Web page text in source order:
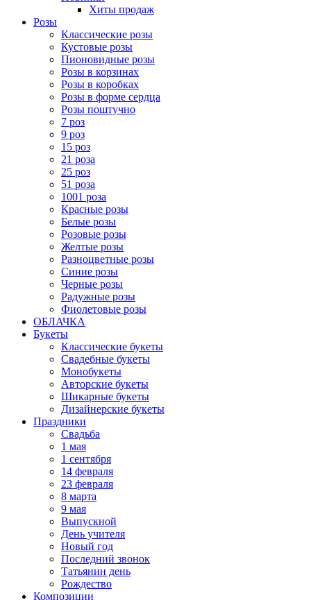
Хиты продаж
Розы
Классические розы
Кустовые розы
Пионовидные розы
Розы в корзинах
Розы в коробках
Розы в форме сердца
Розы поштучно
7 роз
9 роз
15 роз
21 роза
25 роз
51 роза
1001 роза
Красные розы
Белые розы
Розовые розы
Желтые розы
Разноцветные розы
Синие розы
Черные розы
Радужные розы
Фиолетовые розы
ОБЛАЧКА
Букеты
Классические букеты
Свадебные букеты
Монобукеты
Авторские букеты
Шикарные букеты
Дизайнерские букеты
Праздники
Свадьба
1 мая
1 сентября
14 февраля
23 февраля
8 марта
9 мая
Выпускной
День учителя
Новый год
Последний звонок
Татьянин день
Рождество
Композиции